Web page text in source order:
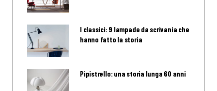
I classici: 9 lampade da scrivania che
hanno fatto la storia
Pipistrello: una storia lunga 60 anni